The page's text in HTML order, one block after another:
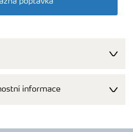
informace